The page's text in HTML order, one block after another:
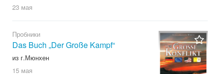
23 мая
Пробники
Das Buch „Der Große Kampf“
из г.Мюнхен
15 мая